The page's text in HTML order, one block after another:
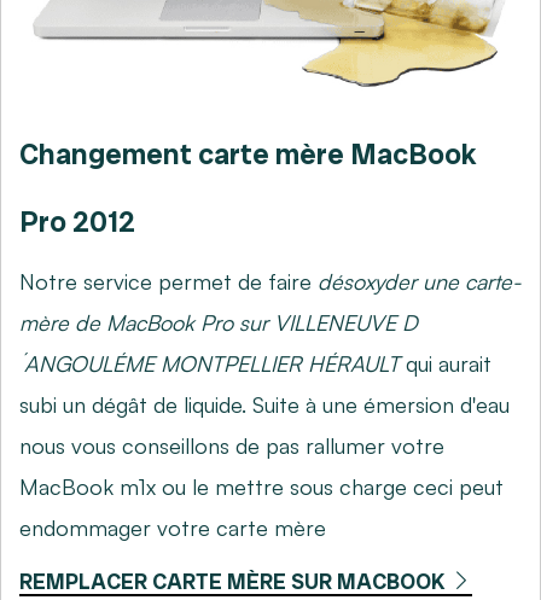
Changement carte mère MacBook
Pro 2012
Notre service permet de faire désoxyder une carte-
mère de MacBook Pro sur VILLENEUVE D
´ANGOULÉME MONTPELLIER HÉRAULTqui aurait
subi un dégât de liquide. Suite à une émersion d'eau
nous vous conseillons de pas rallumer votre
MacBook m1x ou le mettre sous charge ceci peut
endommager votre carte mère
REMPLACER CARTE MÈRE SUR MACBOOK